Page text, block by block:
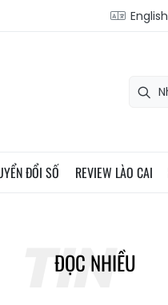
English
ĐỔI SỐ REVIEW LÀO CAI
ĐỌC NHIỀU